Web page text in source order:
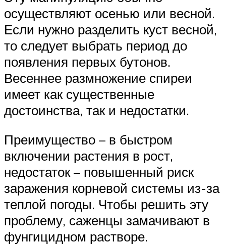
осуществляют осенью или весной.
Если нужно разделить куст весной,
то следует выбрать период до
появления первых бутонов.
Весеннее размножение спиреи
имеет как существенные
достоинства, так и недостатки.
Преимущество – в быстром
включении растения в рост,
недостаток – повышенный риск
заражения корневой системы из-за
теплой погоды. Чтобы решить эту
проблему, саженцы замачивают в
фунгицидном растворе.